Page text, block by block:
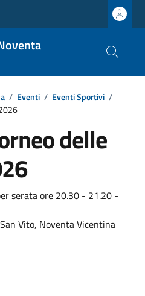
/ Eventi / Eventi Sportivi /
delle
serata ore 20.30 - 21.20 -
Vito, Noventa Vicentina